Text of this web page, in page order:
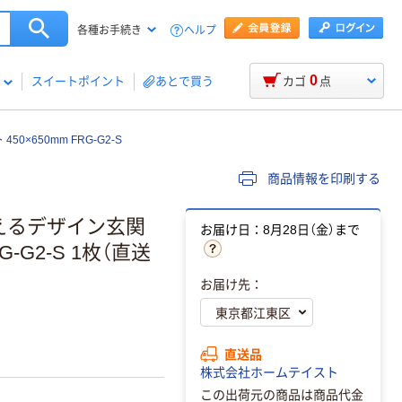
各種お手続き ヘルプ
スイートポイント あとで買う カゴ 0 点
450×650mm FRG-G2-S
商品情報を印刷する
デザイン玄関
G2-S 1枚（直送
お届け日：8月28日（金）まで
お届け先：
直送品
株式会社ホームテイスト
この出荷元の商品は商品代金